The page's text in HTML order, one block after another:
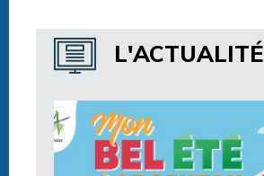
Horaires centre aquatique
L'ACTUALITÉ